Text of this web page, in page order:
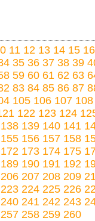
11 12 13 14 15 16
35 36 37 38 39
59 60 61 62 63
83 84 85 86 87
105 106 107 108
122 123 124
138 139 140 141
155 156 157 158
172 173 174 175
189 190 191 192
206 207 208 209
223 224 225 226
240 241 242 243
257 258 259 260